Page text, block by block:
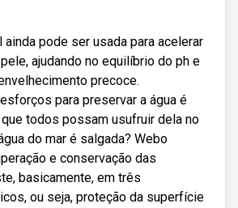
ainda pode ser usada para acelerar
ajudando no equilíbrio do ph e
precoce.
para preservar a água é
todos possam usufruir dela no
do mar é salgada? Webo
e conservação das
basicamente, em três
ou seja, proteção da superfície